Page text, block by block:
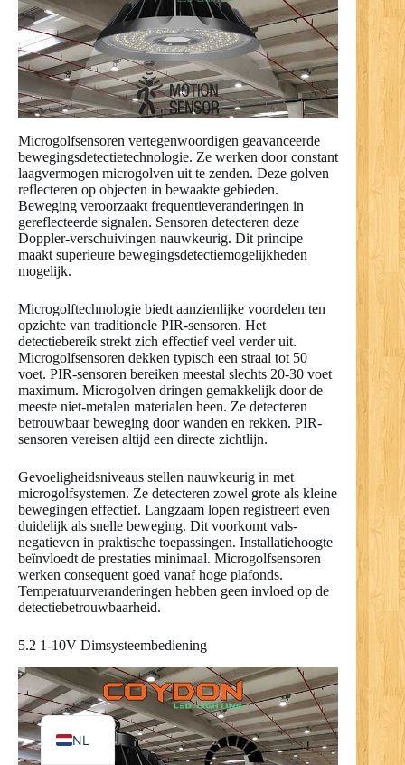
Microgolfsensoren vertegenwoordigen geavanceerde
bewegingsdetectietechnologie. Ze werken door constant
laagvermogen microgolven uit te zenden. Deze golven
reflecteren op objecten in bewaakte gebieden.
Beweging veroorzaakt frequentieveranderingen in
gereflecteerde signalen. Sensoren detecteren deze
Doppler-verschuivingen nauwkeurig. Dit principe
maakt superieure bewegingsdetectiemogelijkheden
mogelijk.
Microgolftechnologie biedt aanzienlijke voordelen ten
opzichte van traditionele PIR-sensoren. Het
detectiebereik strekt zich effectief veel verder uit.
Microgolfsensoren dekken typisch een straal tot 50
voet. PIR-sensoren bereiken meestal slechts 20-30 voet
maximum. Microgolven dringen gemakkelijk door de
meeste niet-metalen materialen heen. Ze detecteren
betrouwbaar beweging door wanden en rekken. PIR-
sensoren vereisen altijd een directe zichtlijn.
Gevoeligheidsniveaus stellen nauwkeurig in met
microgolfsystemen. Ze detecteren zowel grote als kleine
bewegingen effectief. Langzaam lopen registreert even
duidelijk als snelle beweging. Dit voorkomt vals-
negatieven in praktische toepassingen. Installatiehoogte
beïnvloedt de prestaties minimaal. Microgolfsensoren
werken consequent goed vanaf hoge plafonds.
Temperatuurveranderingen hebben geen invloed op de
detectiebetrouwbaarheid.
5.2 1-10V Dimsysteembediening
NL
EN
ES
FR
PT
DE
IT
UK
PL
RO